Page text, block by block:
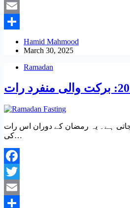
Twitter
Email
Hamid Mahmood
March 30, 2025
Ramadan
جاتی ہے۔ یہ رمضان کے دوران اس رات
کی…
Facebook
Twitter
Email